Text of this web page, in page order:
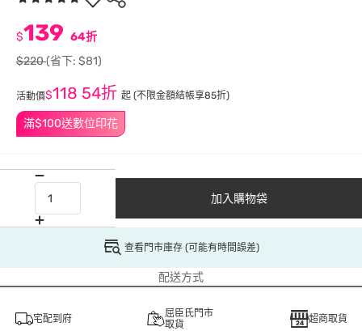
滿$100送數位印花
$139 64折
$220(省下: $81)
活動價$118 54折 起 (不限金額結帳享85折)
加入購物袋
查看門市庫存 (可能有時間誤差)
配送方式
宅配到府
屈臣氏門市
取貨
超商取貨